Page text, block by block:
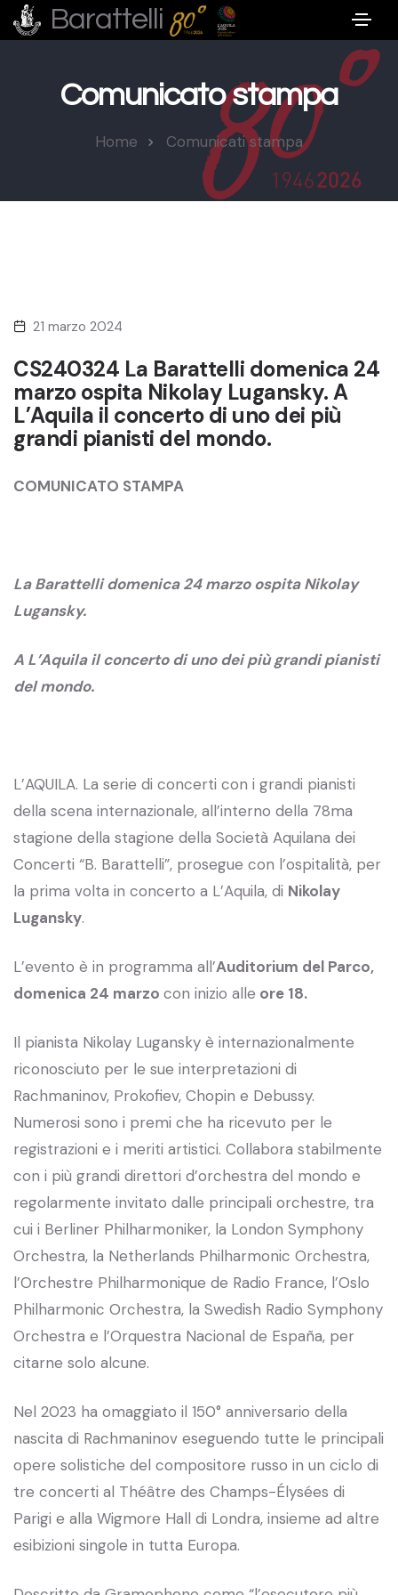
Barattelli
Comunicato stampa
Home Comunicati stampa
21 marzo 2024
CS240324 La Barattelli domenica 24
marzo ospita Nikolay Lugansky. A
L’Aquila il concerto di uno dei più
grandi pianisti del mondo.
COMUNICATO STAMPA
La Barattelli domenica 24 marzo ospita Nikolay
Lugansky.
A L’Aquila il concerto di uno dei più grandi pianisti
del mondo.
L’AQUILA. La serie di concerti con i grandi pianisti
della scena internazionale, all’interno della 78ma
stagione della stagione della Società Aquilana dei
Concerti “B. Barattelli”, prosegue con l’ospitalità, per
la prima volta in concerto a L’Aquila, di Nikolay
Lugansky.
L’evento è in programma all’Auditorium del Parco,
domenica 24 marzo con inizio alle ore 18.
Il pianista Nikolay Lugansky è internazionalmente
riconosciuto per le sue interpretazioni di
Rachmaninov, Prokofiev, Chopin e Debussy.
Numerosi sono i premi che ha ricevuto per le
registrazioni e i meriti artistici. Collabora stabilmente
con i più grandi direttori d’orchestra del mondo e
regolarmente invitato dalle principali orchestre, tra
cui i Berliner Philharmoniker, la London Symphony
Orchestra, la Netherlands Philharmonic Orchestra,
l’Orchestre Philharmonique de Radio France, l’Oslo
Philharmonic Orchestra, la Swedish Radio Symphony
Orchestra e l’Orquestra Nacional de España, per
citarne solo alcune.
Nel 2023 ha omaggiato il 150° anniversario della
nascita di Rachmaninov eseguendo tutte le principali
opere solistiche del compositore russo in un ciclo di
tre concerti al Théâtre des Champs-Élysées di
Parigi e alla Wigmore Hall di Londra, insieme ad altre
esibizioni singole in tutta Europa.